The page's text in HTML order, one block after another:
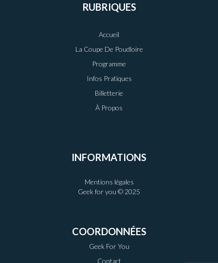
RUBRIQUES
Accueil
La Coupe De Poudloire
Programme
Infos Pratiques
Billetterie
À Propos
INFORMATIONS
Mentions légales
Geek for you © 2025
COORDONNÉES
Geek For You
Contact